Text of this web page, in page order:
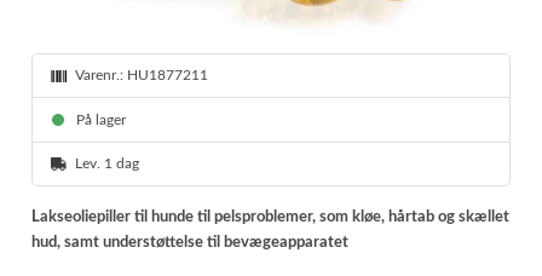
Varenr.: HU1877211
På lager
Lev. 1 dag
Lakseoliepiller til hunde til pelsproblemer, som kløe, hårtab og skællet
hud, samt understøttelse til bevægeapparatet